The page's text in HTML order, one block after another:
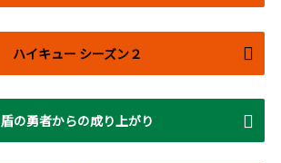
ハイキュー シーズン２
盾の勇者からの成り上がり